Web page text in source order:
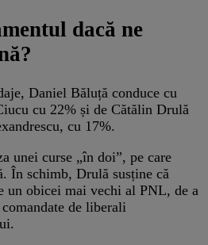
dacă ne
Daniel Băluță conduce cu
cu 22% și de Cătălin Drulă
cu 17%.
unei curse „în doi”, pe care
În schimb, Drulă susține că
un obicei mai vechi al PNL, de a
de liberali